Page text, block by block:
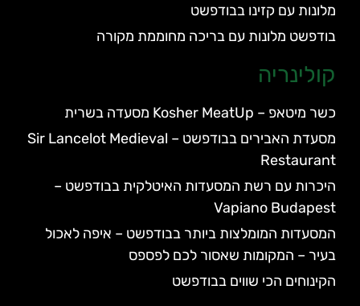
מלונות עם קזינו בבודפשט
בודפשט מלונות עם בריכה מחוממת מקורה
קולינריה
כשר מיטאפ – Kosher MeatUp מסעדה בשרית
מסעדת האבירים בבודפשט – Sir Lancelot Medieval
Restaurant
היכרות עם רשת המסעדות האיטלקית בבודפשט –
Vapiano Budapest
המסעדות המומלצות ביותר בבודפשט – איפה לאכול
בעיר – המקומות שאסור לכם לפספס
הקינוחים הכי שווים בבודפשט